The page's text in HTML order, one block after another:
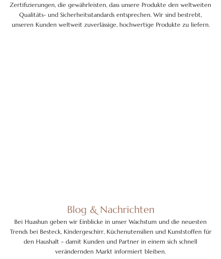
Zertifizierungen, die gewährleisten, dass unsere Produkte den weltweiten
Qualitäts- und Sicherheitsstandards entsprechen. Wir sind bestrebt,
unseren Kunden weltweit zuverlässige, hochwertige Produkte zu liefern.
Blog & Nachrichten
Bei Huashun geben wir Einblicke in unser Wachstum und die neuesten
Trends bei Besteck, Kindergeschirr, Küchenutensilien und Kunststoffen für
den Haushalt - damit Kunden und Partner in einem sich schnell
verändernden Markt informiert bleiben.